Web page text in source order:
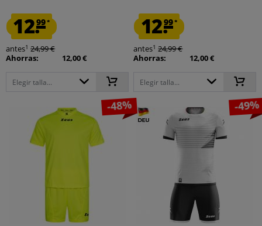
12.99*
antes1 24,99 €
Ahorras:
12,00 €
Elegir talla...
12.99*
antes1 24,99 €
Ahorras:
12,00 €
Elegir talla...
-48% -49%